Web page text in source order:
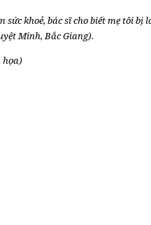
khoẻ, bác sĩ cho biết mẹ tôi bị
Minh, Bắc Giang).